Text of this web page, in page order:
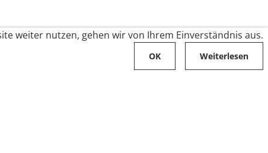
weiter nutzen, gehen wir von Ihrem Einverständnis aus.
OK Weiterlesen